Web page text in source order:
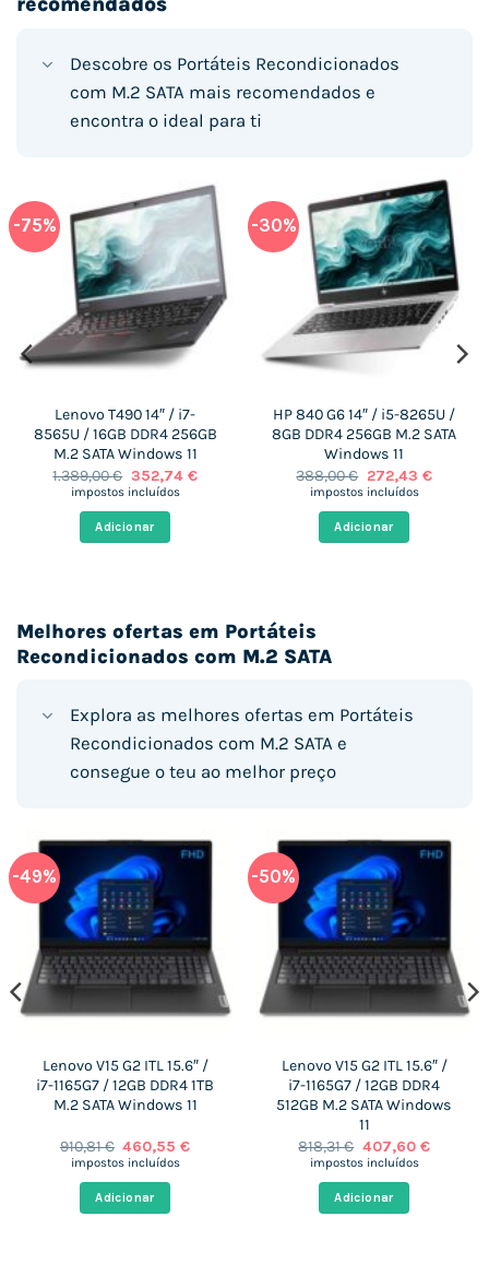
Descobre os Portáteis Recondicionados
com M.2 SATA mais recomendados e
encontra o ideal para ti
-75%
Lenovo T490 14″ / i7-
8565U / 16GB DDR4 256GB
M.2 SATA Windows 11
1.389,00€ O
preço
era:
1.389,00 €.
352,74 €O
impostos incluídos
Adicionar
-30%
HP 840 G6 14″ / i5-8265U /
8GB DDR4 256GB M.2 SATA
Windows 11
388,00€ O
preço
era:
388,00 €.
272,43 €O
impostos incluídos
Adicionar
Melhores ofertas em Portáteis
Recondicionados com M.2 SATA
Explora as melhores ofertas em Portáteis
Recondicionados com M.2 SATA e
consegue o teu ao melhor preço
-49%
Lenovo V15 G2 ITL 15.6″ /
i7-1165G7 / 12GB DDR4 1TB
M.2 SATA Windows 11
910,81€ O
preço
era:
910,81 €.
460,55€O
impostos incluídos
Adicionar
-50%
Lenovo V15 G2 ITL 15.6″ /
i7-1165G7 / 12GB DDR4
512GB M.2 SATA Windows
11
818,31€ O
preço
era:
818,31 €.
407,60 €O
impostos incluídos
Adicionar